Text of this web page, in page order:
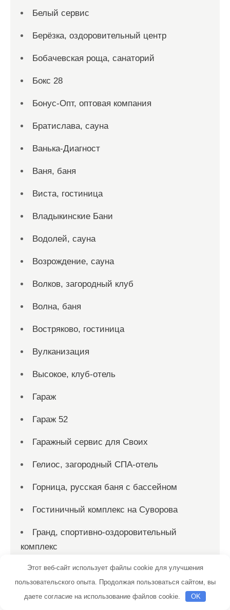
Белый сервис
Берёзка, оздоровительный центр
Бобачевская роща, санаторий
Бокс 28
Бонус-Опт, оптовая компания
Братислава, сауна
Ванька-Диагност
Ваня, баня
Виста, гостиница
Владыкинские Бани
Водолей, сауна
Возрождение, сауна
Волков, загородный клуб
Волна, баня
Востряково, гостиница
Вулканизация
Высокое, клуб-отель
Гараж
Гараж 52
Гаражный сервис для Своих
Гелиос, загородный СПА-отель
Горница, русская баня с бассейном
Гостиничный комплекс на Суворова
Гранд, спортивно-оздоровительный
комплекс
Гренадер, Офис
Двери дешевле, интернет-магазин
Этот веб-сайт использует файлы cookie для улучшения
пользовательского опыта. Продолжая пользоваться сайтом, вы
даете согласие на использование файлов cookie.
OK